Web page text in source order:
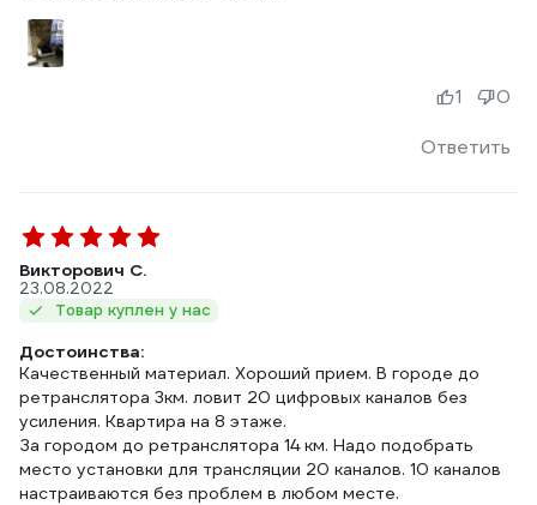
Ответить
1 0
Викторович С.
23.08.2022
Товар куплен у нас
Достоинства:
Качественный материал. Хороший прием. В городе до
ретранслятора 3км. ловит 20 цифровых каналов без
усиления. Квартира на 8 этаже.
За городом до ретранслятора 14 км. Надо подобрать
место установки для трансляции 20 каналов. 10 каналов
настраиваются без проблем в любом месте.